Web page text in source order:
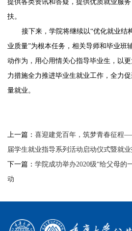
提供各类资讯和答疑，提供优质就业服
扶。
接下来，学院将继续以“优化就业结
业质量”为根本任务，相关导师和毕业班
动作为，用心用情关心指导毕业生，以
力措施全力推进毕业生就业工作，全力
量就业。
上一篇： 喜迎建党百年，筑梦青春征程
届学生就业指导系列活动启动仪式暨就
下一篇： 学院成功举办2020级“给父母的
动